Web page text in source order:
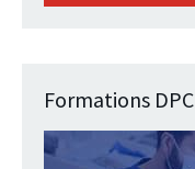
Formations DPC